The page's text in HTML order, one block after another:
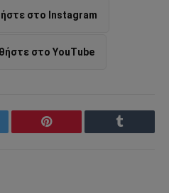
στο Instagram
στο YouTube
Pinterest Tumblr